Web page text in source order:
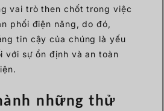
vai trò then chốt trong việc
phối điện năng, do đó,
tin cậy của chúng là yếu
với sự ổn định và an toàn
những thử